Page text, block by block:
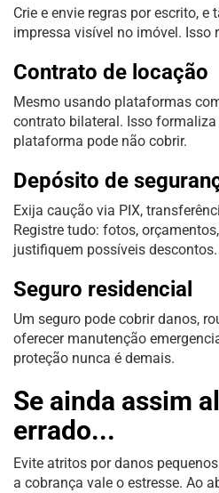
Crie e envie regras por escrito,
impressa visível no imóvel. Isso
Contrato de locação
Mesmo usando plataformas
contrato bilateral. Isso
plataforma pode não cobrir.
Depósito de
Exija caução via PIX,
Registre tudo: fotos,
justifiquem possíveis descontos.
Seguro residencial
Um seguro pode cobrir danos,
oferecer manutenção
proteção nunca é demais.
Se ainda assim
errado...
Evite atritos por danos
a cobrança vale o estresse. Ao